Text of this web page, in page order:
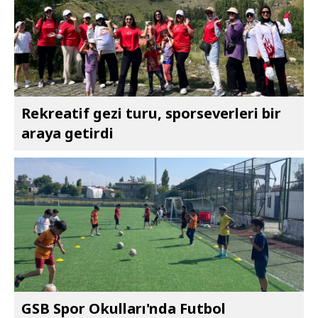
Rekreatif gezi turu, sporseverleri bir
araya getirdi
GSB Spor Okulları'nda Futbol